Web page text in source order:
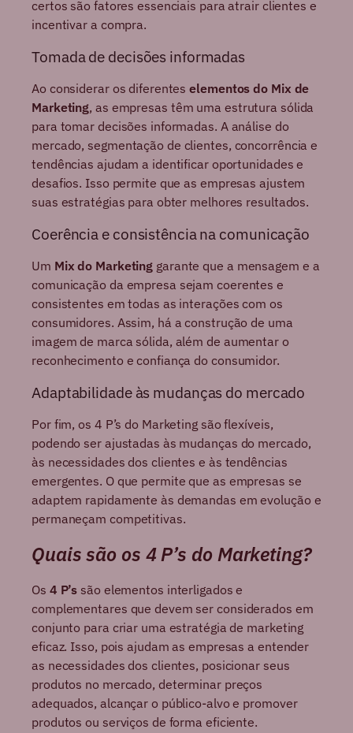
certos são fatores essenciais para atrair clientes e
incentivar a compra.
Tomada de decisões informadas
Ao considerar os diferenteselementos do Mix de
Marketing, as empresas têm uma estrutura sólida
para tomar decisões informadas. A análise do
mercado, segmentação de clientes, concorrência e
tendências ajudam a identificar oportunidades e
desafios. Isso permite que as empresas ajustem
suas estratégias para obter melhores resultados.
Coerência e consistência na comunicação
Um Mix do Marketing garante que a mensagem e a
comunicação da empresa sejam coerentes e
consistentes em todas as interações com os
consumidores. Assim, há a construção de uma
imagem de marca sólida, além de aumentar o
reconhecimento e confiança do consumidor.
Adaptabilidade às mudanças do mercado
Por fim, os 4 P’s do Marketing são flexíveis,
podendo ser ajustadas às mudanças do mercado,
às necessidades dos clientes e às tendências
emergentes. O que permite que as empresas se
adaptem rapidamente às demandas em evolução e
permaneçam competitivas.
Quais são os 4 P’s do Marketing?
Os 4 P’s são elementos interligados e
complementares que devem ser considerados em
conjunto para criar uma estratégia de marketing
eficaz. Isso, pois ajudam as empresas a entender
as necessidades dos clientes, posicionar seus
produtos no mercado, determinar preços
adequados, alcançar o público-alvo e promover
produtos ou serviços de forma eficiente.